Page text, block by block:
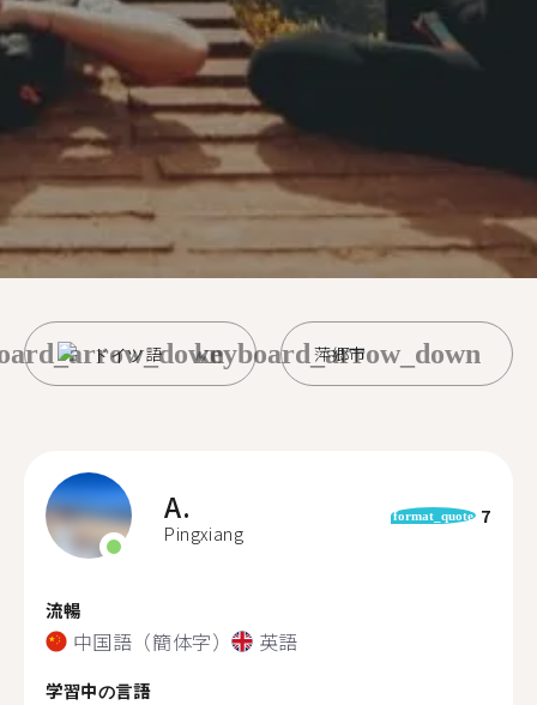
ドイツ語 萍郷市
keyboard_arrow_down
A.
Pingxiang
format_quote 7
流暢
中国語（簡体字） 英語
学習中の言語